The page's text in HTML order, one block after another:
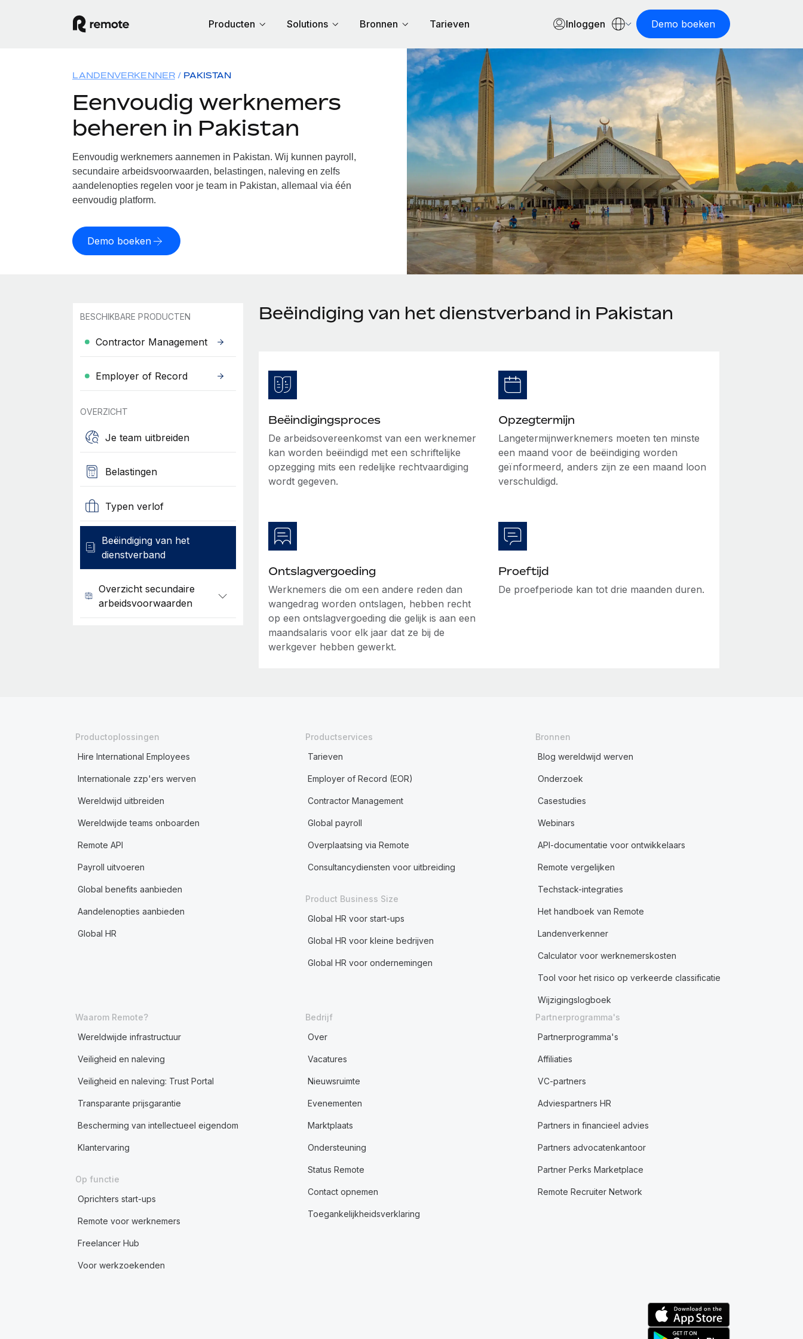
Producten Solutions Bronnen Tarieven Inloggen Demo boeken
LANDENVERKENNER PAKISTAN
Eenvoudig werknemers
beheren in Pakistan
Eenvoudig werknemers aannemen in Pakistan. Wij kunnen payroll,
secundaire arbeidsvoorwaarden, belastingen, naleving en zelfs
aandelenopties regelen voor je team in Pakistan, allemaal via één
eenvoudig platform.
Demo boeken
BESCHIKBARE PRODUCTEN
Contractor Management
Employer of Record
OVERZICHT
Je team uitbreiden
Belastingen
Typen verlof
Beëindiging van het
dienstverband
Overzicht secundaire
arbeidsvoorwaarden
Beëindiging van het dienstverband in Pakistan
Beëindigingsproces
De arbeidsovereenkomst van een werknemer
kan worden beëindigd met een schriftelijke
opzegging mits een redelijke rechtvaardiging
wordt gegeven.
Opzegtermijn
Langetermijnwerknemers moeten ten minste
een maand voor de beëindiging worden
geïnformeerd, anders zijn ze een maand loon
verschuldigd.
Ontslagvergoeding
Werknemers die om een andere reden dan
wangedrag worden ontslagen, hebben recht
op een ontslagvergoeding die gelijk is aan een
maandsalaris voor elk jaar dat ze bij de
werkgever hebben gewerkt.
Proeftijd
De proefperiode kan tot drie maanden duren.
Productoplossingen
Hire International Employees
Internationale zzp'ers werven
Wereldwijd uitbreiden
Wereldwijde teams onboarden
Remote API
Payroll uitvoeren
Global benefits aanbieden
Aandelenopties aanbieden
Global HR
Productservices
Tarieven
Employer of Record (EOR)
Contractor Management
Global payroll
Overplaatsing via Remote
Consultancydiensten voor uitbreiding
Product Business Size
Global HR voor start-ups
Global HR voor kleine bedrijven
Global HR voor ondernemingen
Bronnen
Blog wereldwijd werven
Onderzoek
Casestudies
Webinars
API-documentatie voor ontwikkelaars
Remote vergelijken
Techstack-integraties
Het handboek van Remote
Landenverkenner
Calculator voor werknemerskosten
Tool voor het risico op verkeerde classificatie
Wijzigingslogboek
Waarom Remote?
Wereldwijde infrastructuur
Veiligheid en naleving
Veiligheid en naleving: Trust Portal
Transparante prijsgarantie
Bescherming van intellectueel eigendom
Klantervaring
Op functie
Oprichters start-ups
Remote voor werknemers
Freelancer Hub
Voor werkzoekenden
Bedrijf
Over
Vacatures
Nieuwsruimte
Evenementen
Marktplaats
Ondersteuning
Status Remote
Contact opnemen
Toegankelijkheidsverklaring
Partnerprogramma's
Partnerprogramma's
Affiliaties
VC-partners
Adviespartners HR
Partners in financieel advies
Partners advocatenkantoor
Partner Perks Marketplace
Remote Recruiter Network